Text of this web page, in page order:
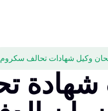
وكيل شهادات تحالف سكروم